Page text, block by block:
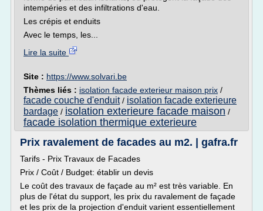
intempéries et des infiltrations d'eau.
Les crépis et enduits
Avec le temps, les...
Lire la suite
Site : https://www.solvari.be
Thèmes liés : isolation facade exterieur maison prix /
facade couche d'enduit/ isolation facade exterieure
bardage / isolation exterieure facade maison /
facade isolation thermique exterieure
Prix ravalement de facades au m2. | gafra.fr
Tarifs - Prix Travaux de Facades
Prix / Coût / Budget: établir un devis
Le coût des travaux de façade au m² est très variable. En
plus de l'état du support, les prix du ravalement de façade
et les prix de la projection d'enduit varient essentiellement